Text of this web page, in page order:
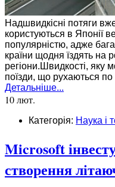
Надшвидкісні потяги
користуються в Японії
популярністю, адже
країни щодня їздять на
регіони.Швидкості, яку
поїзди, що рухаються
Детальніше...
10 лют.
Категорія: Наука і
Microsoft
створення